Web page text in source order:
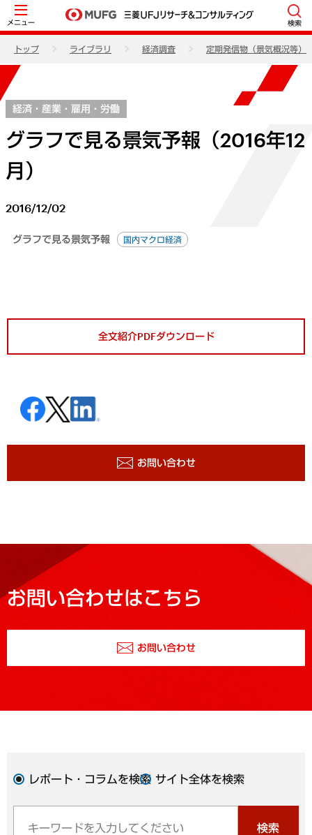
メニュー 検索
トップ ライブラリ 経済調査 定期発信物（景気概況等）
経済・産業・雇用・労働
グラフで見る景気予報（2016年12
月）
2016/12/02
グラフで見る景気予報 国内マクロ経済
全文紹介PDFダウンロード
お問い合わせ
お問い合わせはこちら
お問い合わせ
レポート・コラムを検索 サイト全体を検索
検索